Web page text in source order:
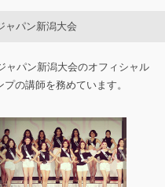
ャパン新潟大会
ャパン新潟大会のオフィシャル
の講師を務めています。